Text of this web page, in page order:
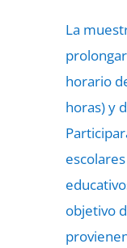
La
horario
horas) y
objetivo